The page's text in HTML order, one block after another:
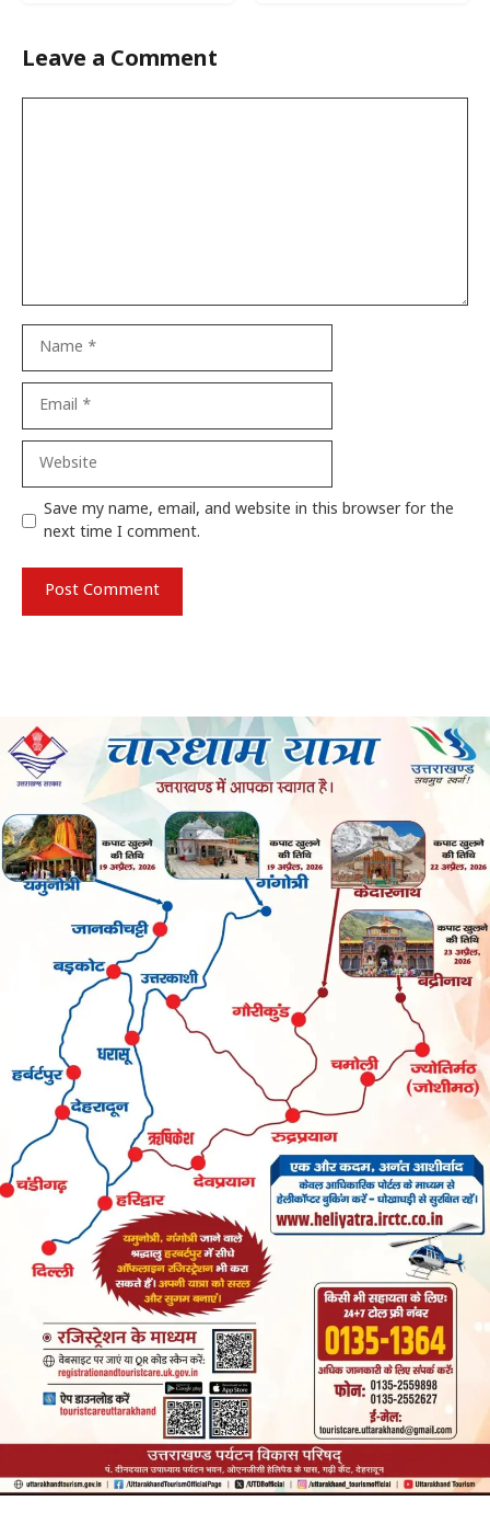
Leave a Comment
Save my name, email, and website in this browser for the
next time I comment.